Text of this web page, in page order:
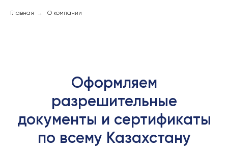
Главная → О компании
Оформляем
разрешительные
документы и сертификаты
по всему Казахстану